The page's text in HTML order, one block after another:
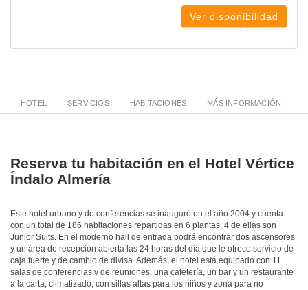
Ver disponibilidad
HOTEL SERVICIOS HABITACIONES MÁS INFORMACIÓN
Reserva tu habitación en el Hotel Vértice
Índalo Almería
Este hotel urbano y de conferencias se inauguró en el año 2004 y cuenta
con un total de 186 habitaciones repartidas en 6 plantas, 4 de ellas son
Junior Suits. En el moderno hall de entrada podrá encontrar dos ascensores
y un área de recepción abierta las 24 horas del día que le ofrece servicio de
caja fuerte y de cambio de divisa. Además, el hotel está equipado con 11
salas de conferencias y de reuniones, una cafetería, un bar y un restaurante
a la carta, climatizado, con sillas altas para los niños y zona para no